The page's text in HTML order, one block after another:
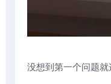
没想到第一个问题就